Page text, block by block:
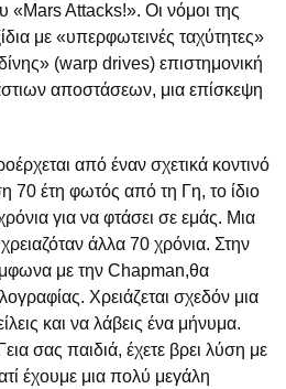
«Mars Attacks!». Οι νόμοι της
με «υπερφωτεινές ταχύτητες»
(warp drives) επιστημονική
αποστάσεων, μια επίσκεψη
από έναν σχετικά κοντινό
70 έτη φωτός από τη Γη, το ίδιο
για να φτάσει σε εμάς. Μια
άλλα 70 χρόνια. Στην
με την Chapman,θα
Χρειάζεται σχεδόν μια
και να λάβεις ένα μήνυμα.
σας παιδιά, έχετε βρει λύση με
έχουμε μια πολύ μεγάλη